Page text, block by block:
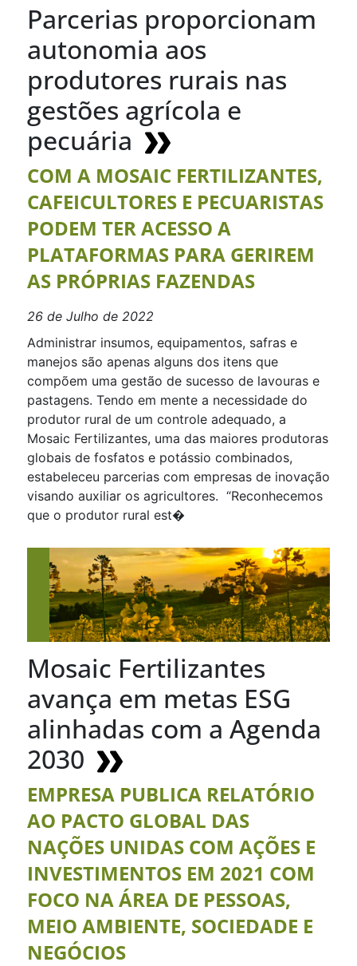
Parcerias proporcionam
autonomia aos
produtores rurais nas
gestões agrícola e
pecuária
COM A MOSAIC FERTILIZANTES,
CAFEICULTORES E PECUARISTAS
PODEM TER ACESSO A
PLATAFORMAS PARA GERIREM
AS PRÓPRIAS FAZENDAS
26 de Julho de 2022
Administrar insumos, equipamentos, safras e
manejos são apenas alguns dos itens que
compõem uma gestão de sucesso de lavouras e
pastagens. Tendo em mente a necessidade do
produtor rural de um controle adequado, a
Mosaic Fertilizantes, uma das maiores produtoras
globais de fosfatos e potássio combinados,
estabeleceu parcerias com empresas de inovação
visando auxiliar os agricultores. “Reconhecemos
que o produtor rural est�
Mosaic Fertilizantes
avança em metas ESG
alinhadas com a Agenda
2030
EMPRESA PUBLICA RELATÓRIO
AO PACTO GLOBAL DAS
NAÇÕES UNIDAS COM AÇÕES E
INVESTIMENTOS EM 2021 COM
FOCO NA ÁREA DE PESSOAS,
MEIO AMBIENTE, SOCIEDADE E
NEGÓCIOS